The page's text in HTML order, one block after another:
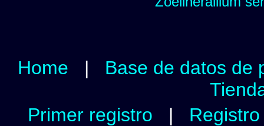
Home | Base de datos de
Primer registro |